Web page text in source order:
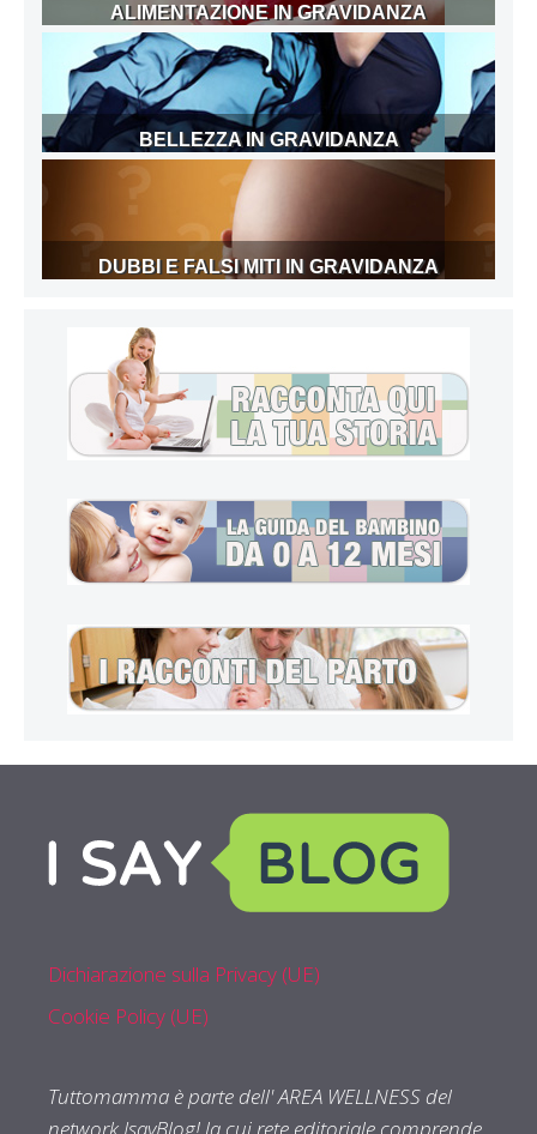
ALIMENTAZIONE IN GRAVIDANZA
BELLEZZA IN GRAVIDANZA
DUBBI E FALSI MITI IN GRAVIDANZA
Dichiarazione sulla Privacy (UE)
Cookie Policy (UE)
Tuttomamma è parte dell' AREA WELLNESS del